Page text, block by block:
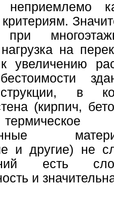
при
нагрузка на
увеличению
в
(кирпич,
и другие) не
есть
и